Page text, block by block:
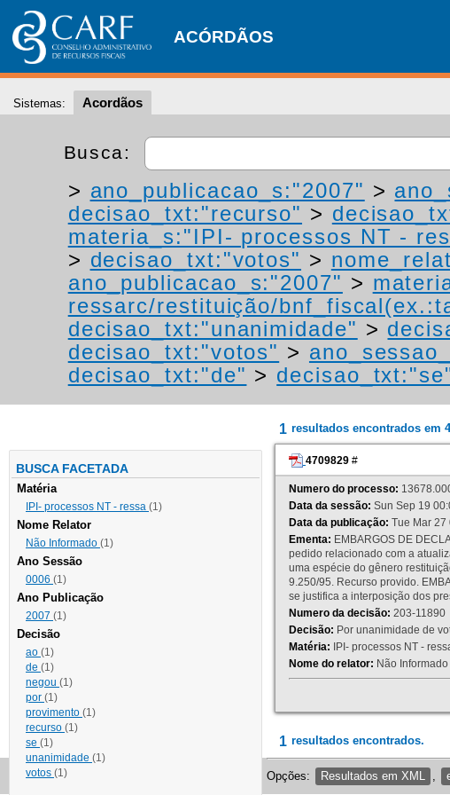
ACÓRDÃOS
Sistemas: Acordãos
Busca:
> ano_publicacao_s:"2007" >
decisao_txt:"recurso" >
materia_s:"IPI- processos NT -
> decisao_txt:"votos" >
ano_publicacao_s:"2007" >
ressarc/restituição/
decisao_txt:"unanimidade" >
decisao_txt:"votos" >
decisao_txt:"de" >
BUSCA FACETADA
Matéria
IPI- processos NT - ressa (1)
Nome Relator
Não Informado (1)
Ano Sessão
0006 (1)
Ano Publicação
2007 (1)
Decisão
ao (1)
de (1)
negou (1)
por (1)
provimento (1)
recurso (1)
se (1)
unanimidade (1)
votos (1)
1 resultados encontrados em
4709829 #
Numero do processo:
Data da sessão: Sun Sep 19
Data da publicação: Tue Mar 27
Ementa: EMBARGOS DE
pedido relacionado com a
uma espécie do gênero
9.250/95. Recurso provido.
se justifica a interposição dos
Numero da decisão: 203-11890
Decisão: Por unanimidade de
Matéria: IPI- processos NT -
Nome do relator: Não Informado
1 resultados encontrados.
Opções: Resultados em XML